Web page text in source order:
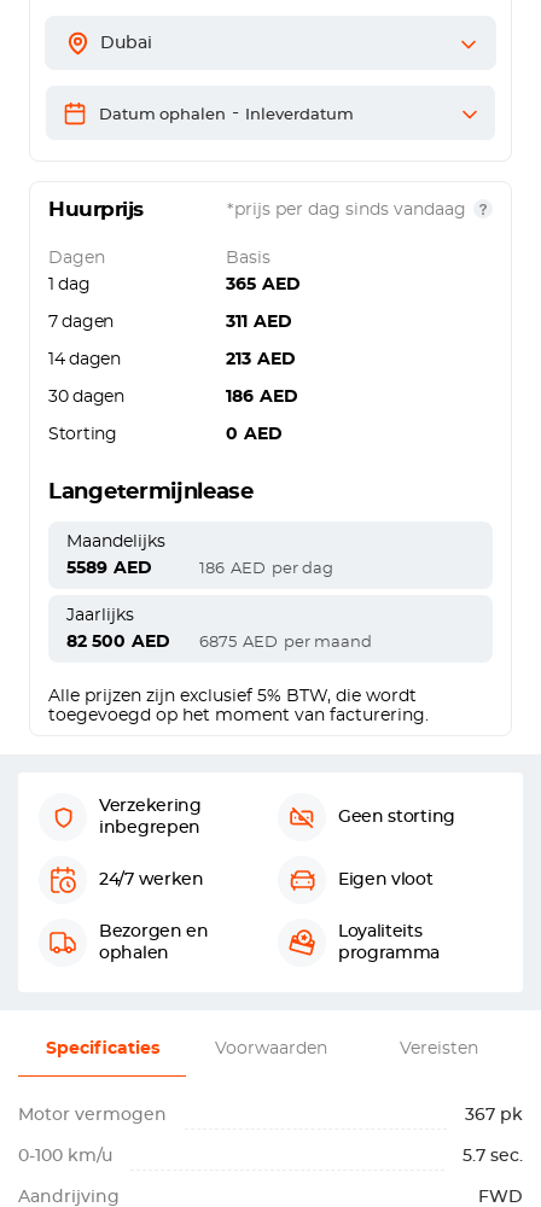
Dubai
Datum ophalen - Inleverdatum
Huurprijs *prijs per dag sinds vandaag
Dagen
Basis
1 dag
365 AED
7 dagen 311 AED
14 dagen 213 AED
30 dagen 186 AED
Storting 0 AED
Langetermijnlease
Maandelijks
5589 AED 186 AED per dag
Jaarlijks
82 500 AED 6875 AED per maand
Alle prijzen zijn exclusief 5% BTW, die wordt
toegevoegd op het moment van facturering.
Verzekering
inbegrepen
Geen storting
24/7 werken Eigen vloot
Bezorgen en
ophalen
Loyaliteits
programma
Specificaties Voorwaarden Vereisten
Motor vermogen 367 pk
0-100 km/u 5.7 sec.
Aandrijving FWD